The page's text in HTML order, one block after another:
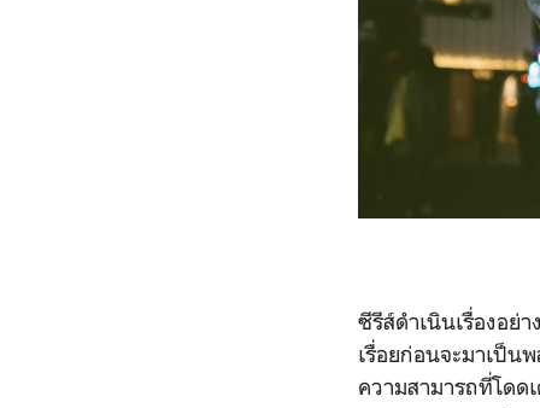
ซีรีส์ดำเนินเรื่องอย่
เรื่อยก่อนจะมาเป็น
ความสามารถที่โด